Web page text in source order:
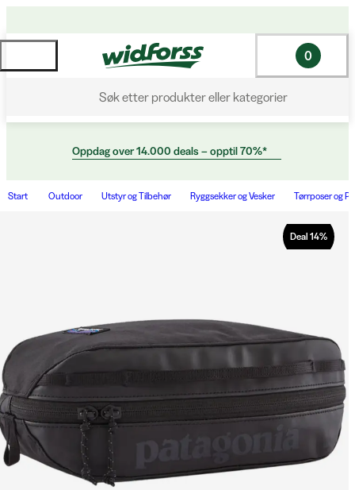
Søk etter produkter eller kategorier
0
Oppdag over 14.000 deals – opptil 70%*
Start Outdoor Utstyr og Tilbehør Ryggsekker og Vesker Tørrposer og
Deal 14%